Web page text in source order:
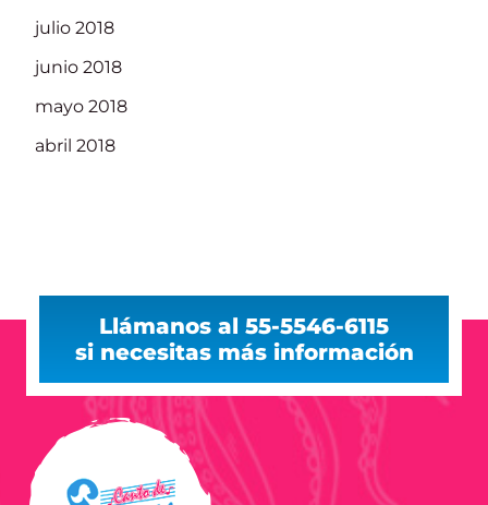
julio 2018
junio 2018
mayo 2018
abril 2018
Llámanos al 55-5546-6115
si necesitas más información